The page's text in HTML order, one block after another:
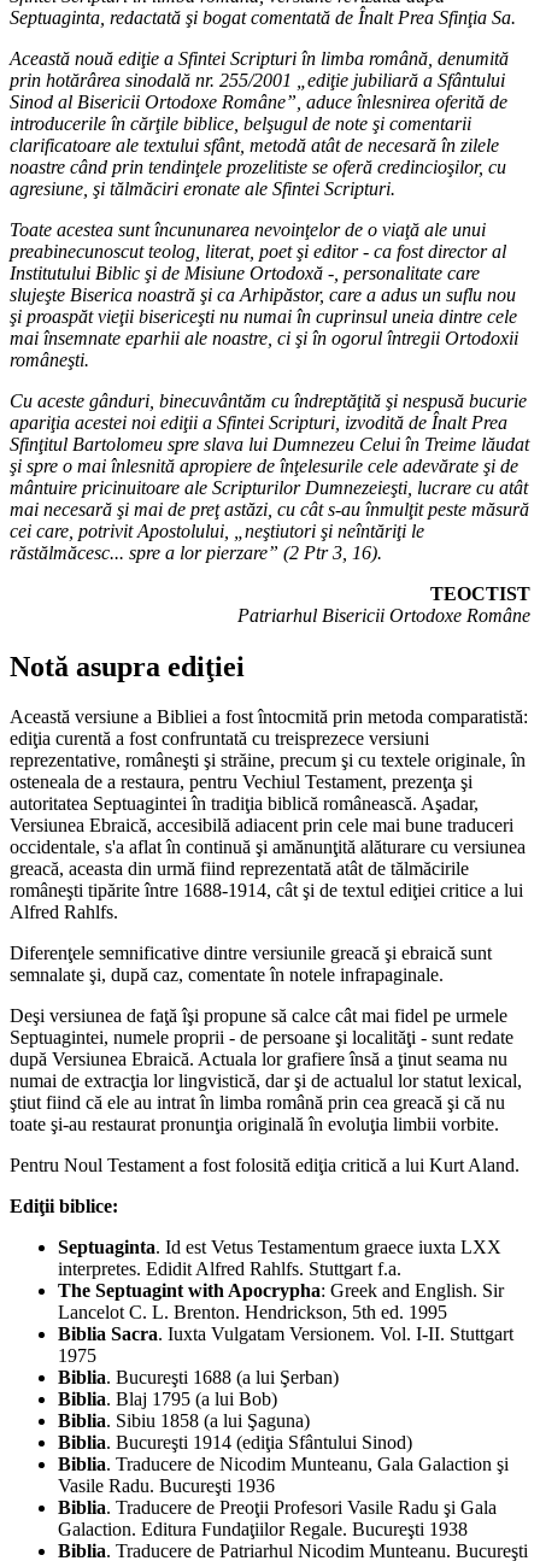
Septuaginta, redactată şi bogat comentată de Înalt Prea Sfinţia Sa.
Această nouă ediţie a Sfintei Scripturi în limba română, denumită
prin hotărârea sinodală nr. 255/2001 „ediţie jubiliară a Sfântului
Sinod al Bisericii Ortodoxe Române”, aduce înlesnirea oferită de
introducerile în cărţile biblice, belşugul de note şi comentarii
clarificatoare ale textului sfânt, metodă atât de necesară în zilele
noastre când prin tendinţele prozelitiste se oferă credincioşilor, cu
agresiune, şi tălmăciri eronate ale Sfintei Scripturi.
Toate acestea sunt încununarea nevoinţelor de o viaţă ale unui
preabinecunoscut teolog, literat, poet şi editor - ca fost director al
Institutului Biblic şi de Misiune Ortodoxă -, personalitate care
slujeşte Biserica noastră şi ca Arhipăstor, care a adus un suflu nou
şi proaspăt vieţii bisericeşti nu numai în cuprinsul uneia dintre cele
mai însemnate eparhii ale noastre, ci şi în ogorul întregii Ortodoxii
româneşti.
Cu aceste gânduri, binecuvântăm cu îndreptăţită şi nespusă bucurie
apariţia acestei noi ediţii a Sfintei Scripturi, izvodită de Înalt Prea
Sfinţitul Bartolomeu spre slava lui Dumnezeu Celui în Treime lăudat
şi spre o mai înlesnită apropiere de înţelesurile cele adevărate şi de
mântuire pricinuitoare ale Scripturilor Dumnezeieşti, lucrare cu atât
mai necesară şi mai de preţ astăzi, cu cât s-au înmulţit peste măsură
cei care, potrivit Apostolului, „neştiutori şi neîntăriţi le
răstălmăcesc... spre a lor pierzare” (2 Ptr 3, 16).
TEOCTIST
Patriarhul Bisericii Ortodoxe Române
Notă asupra ediţiei
Această versiune a Bibliei a fost întocmită prin metoda comparatistă:
ediţia curentă a fost confruntată cu treisprezece versiuni
reprezentative, româneşti şi străine, precum şi cu textele originale, în
osteneala de a restaura, pentru Vechiul Testament, prezenţa şi
autoritatea Septuagintei în tradiţia biblică românească. Aşadar,
Versiunea Ebraică, accesibilă adiacent prin cele mai bune traduceri
occidentale, s'a aflat în continuă şi amănunţită alăturare cu versiunea
greacă, aceasta din urmă fiind reprezentată atât de tălmăcirile
româneşti tipărite între 1688-1914, cât şi de textul ediţiei critice a lui
Alfred Rahlfs.
Diferenţele semnificative dintre versiunile greacă şi ebraică sunt
semnalate şi, după caz, comentate în notele infrapaginale.
Deşi versiunea de faţă îşi propune să calce cât mai fidel pe urmele
Septuagintei, numele proprii - de persoane şi localităţi - sunt redate
după Versiunea Ebraică. Actuala lor grafiere însă a ţinut seama nu
numai de extracţia lor lingvistică, dar şi de actualul lor statut lexical,
ştiut fiind că ele au intrat în limba română prin cea greacă şi că nu
toate şi-au restaurat pronunţia originală în evoluţia limbii vorbite.
Pentru Noul Testament a fost folosită ediţia critică a lui Kurt Aland.
Ediţii biblice:
Septuaginta. Id est Vetus Testamentum graece iuxta LXX
interpretes. Edidit Alfred Rahlfs. Stuttgart f.a.
The Septuagint with Apocrypha: Greek and English. Sir
Lancelot C. L. Brenton. Hendrickson, 5th ed. 1995
Biblia Sacra. Iuxta Vulgatam Versionem. Vol. I-II. Stuttgart
1975
Biblia. Bucureşti 1688 (a lui Şerban)
Biblia. Blaj 1795 (a lui Bob)
Biblia. Sibiu 1858 (a lui Şaguna)
Biblia. Bucureşti 1914 (ediţia Sfântului Sinod)
Biblia. Traducere de Nicodim Munteanu, Gala Galaction şi
Vasile Radu. Bucureşti 1936
Biblia. Traducere de Preoţii Profesori Vasile Radu şi Gala
Galaction. Editura Fundaţiilor Regale. Bucureşti 1938
Biblia. Traducere de Patriarhul Nicodim Munteanu. Bucureşti